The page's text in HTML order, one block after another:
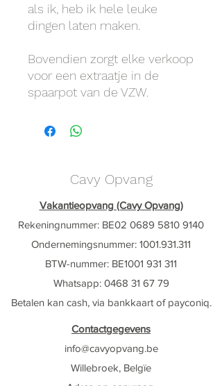
als ik, heb ik hele leuke
dingen laten maken.
Bovendien zorgt elke verkoop
voor een extraatje in de
spaarpot van de VZW.
Cavy Opvang
Vakantieopvang (Cavy Opvang)
Rekeningnummer: BE02 0689 5810 9140
Ondernemingsnummer: 1001.931.311
BTW-nummer: BE1001 931 311
Whatsapp: ‭0468 31 67 79‬
Betalen kan cash, via bankkaart of payconiq.
Contactgegevens
info@cavyopvang.be
Willebroek, Belgïe